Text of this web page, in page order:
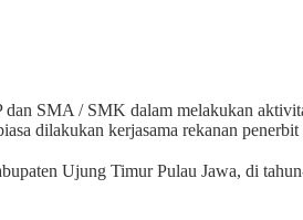
SMA / SMK dalam melakukan
dilakukan kerjasama rekanan
Ujung Timur Pulau Jawa, di